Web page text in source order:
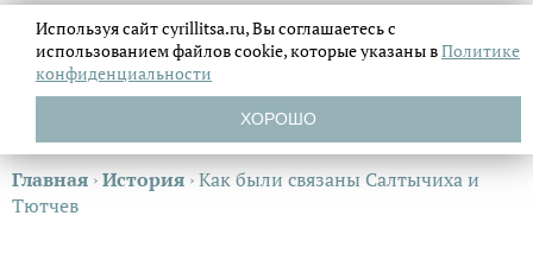
Главная ›История ›Как были связаны Салтычиха и
Тютчев
Используя сайт cyrillitsa.ru, Вы соглашаетесь с
использованием файловcookie, которые указаны вПолитике
конфиденциальности
ХОРОШО